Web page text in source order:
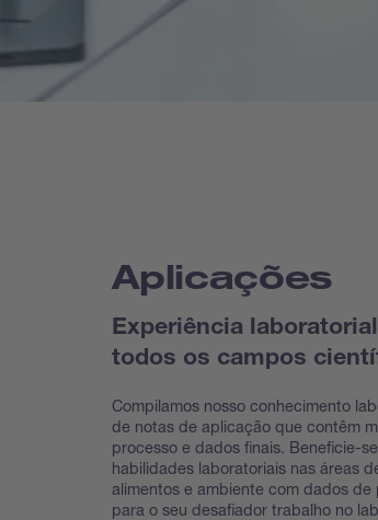
Aplicações
Experiência
todos os campos
Compilamos nosso conhecimento
de notas de aplicação que contêm
processo e dados finais. Beneficie-
habilidades laboratoriais nas áreas
alimentos e ambiente com dados de
para o seu desafiador trabalho no